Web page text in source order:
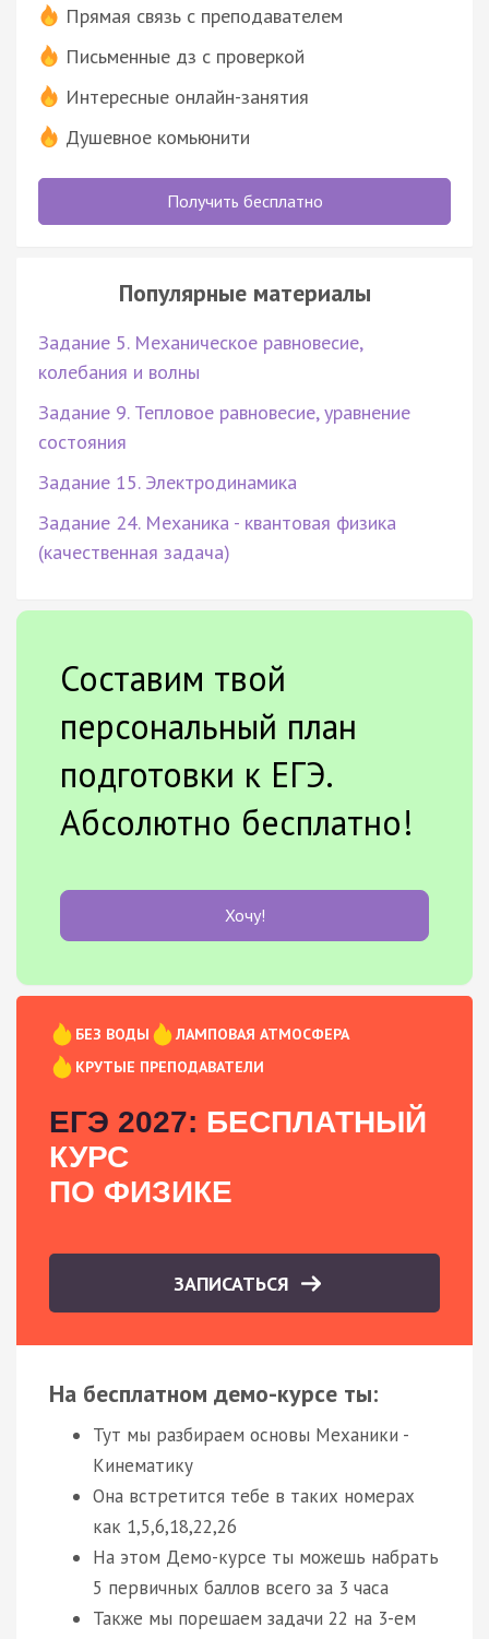
Прямая связь с преподавателем
Письменные дз с проверкой
Интересные онлайн-занятия
Душевное комьюнити
Получить бесплатно
Популярные материалы
Задание 5. Механическое равновесие,
колебания и волны
Задание 9. Тепловое равновесие, уравнение
состояния
Задание 15. Электродинамика
Задание 24. Механика - квантовая физика
(качественная задача)
Составим твой
персональный план
подготовки к ЕГЭ.
Абсолютно бесплатно!
Хочу!
БЕЗ ВОДЫ
ЛАМПОВАЯ АТМОСФЕРА
КРУТЫЕ ПРЕПОДАВАТЕЛИ
ЕГЭ 2027: БЕСПЛАТНЫЙ
КУРС
ПО ФИЗИКЕ
ЗАПИСАТЬСЯ
На бесплатном демо-курсе ты:
Тут мы разбираем основы Механики -
Кинематику
Она встретится тебе в таких номерах
как 1,5,6,18,22,26
На этом Демо-курсе ты можешь набрать
5 первичных баллов всего за 3 часа
Также мы порешаем задачи 22 на 3-ем